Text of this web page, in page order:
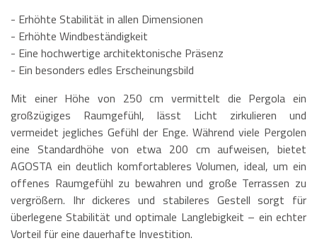
- Erhöhte Stabilität in allen Dimensionen
- Erhöhte Windbeständigkeit
- Eine hochwertige architektonische Präsenz
- Ein besonders edles Erscheinungsbild
Mit einer Höhe von 250 cm vermittelt die Pergola ein
großzügiges Raumgefühl, lässt Licht zirkulieren und
vermeidet jegliches Gefühl der Enge. Während viele Pergolen
eine Standardhöhe von etwa 200 cm aufweisen, bietet
AGOSTA ein deutlich komfortableres Volumen, ideal, um ein
offenes Raumgefühl zu bewahren und große Terrassen zu
vergrößern. Ihr dickeres und stabileres Gestell sorgt für
überlegene Stabilität und optimale Langlebigkeit – ein echter
Vorteil für eine dauerhafte Investition.